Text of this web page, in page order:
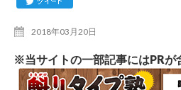
2018年03月20日
※当サイトの一部記事にはPRが